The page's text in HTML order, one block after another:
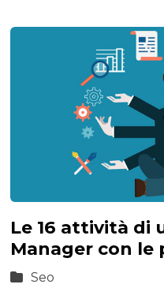
Le 16 attività di
Manager con le
Seo